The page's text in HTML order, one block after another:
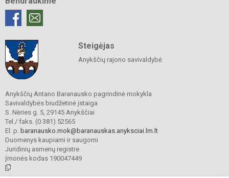
Steigėjas
Anykščių rajono savivaldybė
Anykščių Antano Baranausko pagrindinė mokykla
Savivaldybės biudžetinė įstaiga
S. Nėries g. 5, 29145 Anykščiai
Tel./ faks. (0 381) 52565
El. p. baranausko.mok@baranauskas.anyksciai.lm.lt
Duomenys kaupiami ir saugomi
Juridinių asmenų registre
Įmonės kodas 190047449